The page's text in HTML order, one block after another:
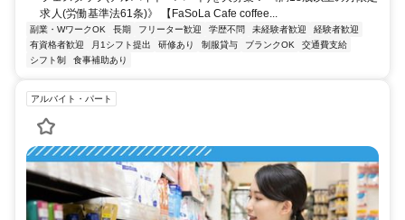
求人(労働基準法61条)》 【FaSoLa Cafe coffee...
副業・WワークOK 長期 フリーター歓迎 学歴不問 未経験者歓迎
経験者歓迎
有資格者歓迎
月1シフト提出 研修あり 制服貸与 ブランクOK
交通費支給
シフト制
食事補助あり
アルバイト・パート